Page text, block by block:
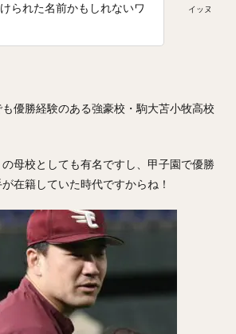
イッヌ
られた名前かもしれないワ
優勝経験のある強豪校・駒大苫小牧高校
母校としても有名ですし、甲子園で優勝
在籍していた時代ですからね！
りょうすけ）
伊藤光（いとうひかる）
あいと）
松本剛（まつもとごう）
かそういちろう）
ょう）
ラーズ・ヌートバー
まらいと）
リック・バンデンハーク
やけんた）
ろりゅうま）
しゅうと）
平良海馬（たいらかいま）
わたる）
泉圭輔（いずみけいすけ）
きひろ）
西勇輝（にしゆうき）
ともき）
杉谷拳士（すぎやけんし）